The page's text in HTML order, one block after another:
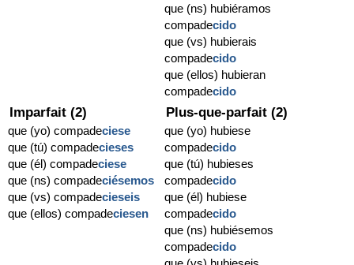
que (ns) hubiéramos
compadecido
que (vs) hubierais
compadecido
que (ellos) hubieran
compadecido
Imparfait (2)
que (yo) compadeciese
que (tú) compadecieses
que (él) compadeciese
que (ns) compadeciésemos
que (vs) compadecieseis
que (ellos) compadeciesen
Plus-que-parfait (2)
que (yo) hubiese
compadecido
que (tú) hubieses
compadecido
que (él) hubiese
compadecido
que (ns) hubiésemos
compadecido